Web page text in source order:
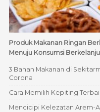
Produk Makanan Ringan
Menuju Konsumsi
3 Bahan Makanan di
Corona
Cara Memilih Kepiting
Mencicipi Kelezatan Arem-